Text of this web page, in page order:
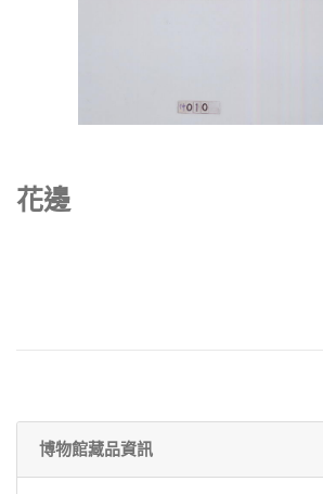
花邊
博物館藏品資訊